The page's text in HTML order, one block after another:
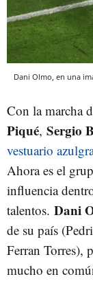
Dani Olmo, en una
Con la marcha
Piqué, Sergio
vestuario
Ahora es el
influencia
talentos. Dani
de su país
Ferran Torres),
mucho en